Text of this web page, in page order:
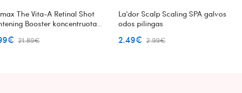
The Vita-A Retinal Shot
Booster koncentruota
21.89€
La'dor Scalp Scaling SPA galvos
odos pilingas
2.49€ 2.99€